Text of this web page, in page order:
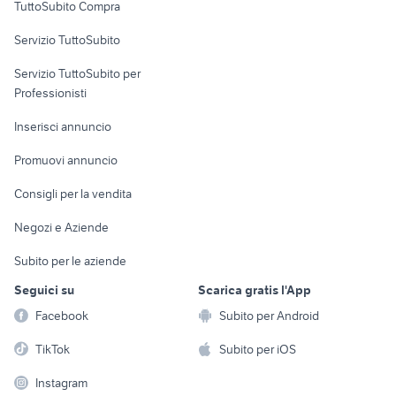
Informatica
Console e
Fotografia
Telefonia
Biciclette
TuttoSubito Compra
Servizio TuttoSubito
Servizio TuttoSubito per
Professionisti
Inserisci annuncio
Promuovi annuncio
Consigli per la vendita
Negozi e Aziende
Subito per le aziende
Seguici su
Facebook
TikTok
Instagram
Scarica gratis l'App
Subito per Android
Subito per iOS